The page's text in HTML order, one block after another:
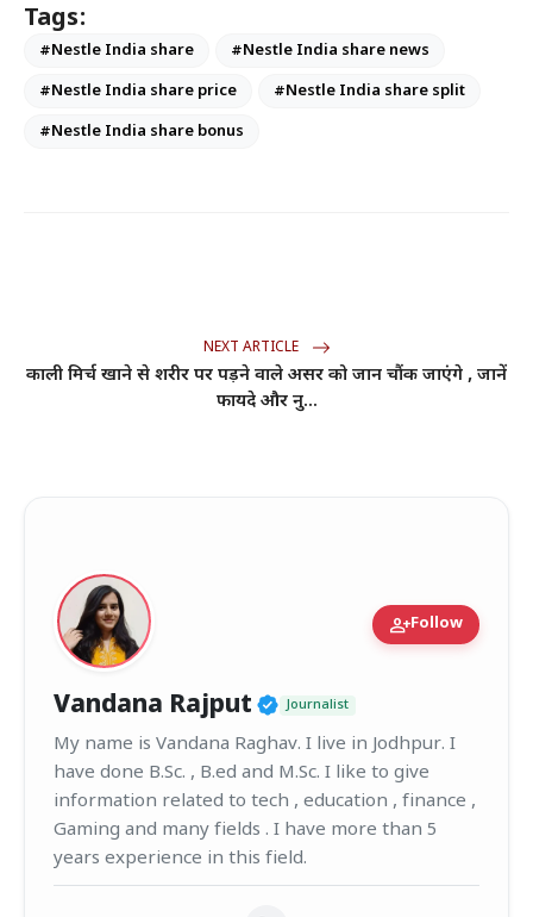
Tags:
#Nestle India share
#Nestle India share news
#Nestle India share price
#Nestle India share split
#Nestle India share bonus
NEXT ARTICLE
काली मिर्च खाने से शरीर पर पड़ने वाले असर को जान चौंक जाएंगे , जानें
फायदे और नु...
person_addFollow
Vandana Rajput Verified Public
Journalist
My name is Vandana Raghav. I live in Jodhpur. I
have done B.Sc. , B.ed and M.Sc. I like to give
information related to tech , education , finance ,
Gaming and many fields . I have more than 5
years experience in this field.